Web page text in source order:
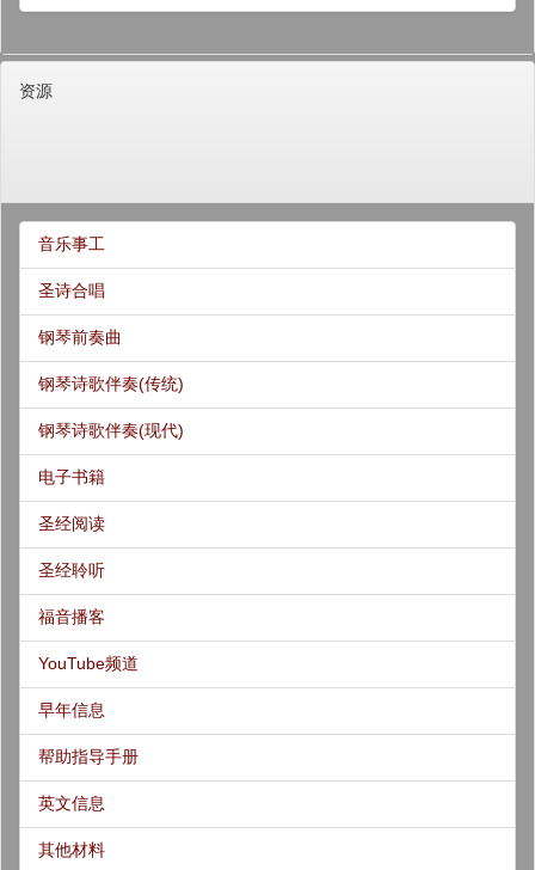
资源
音乐事工
圣诗合唱
钢琴前奏曲
钢琴诗歌伴奏(传统)
钢琴诗歌伴奏(现代)
电子书籍
圣经阅读
圣经聆听
福音播客
YouTube频道
早年信息
帮助指导手册
英文信息
其他材料